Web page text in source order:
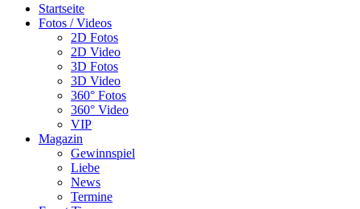
Startseite
Fotos / Videos
2D Fotos
2D Video
3D Fotos
3D Video
360° Fotos
360° Video
VIP
Magazin
Gewinnspiel
Liebe
News
Termine